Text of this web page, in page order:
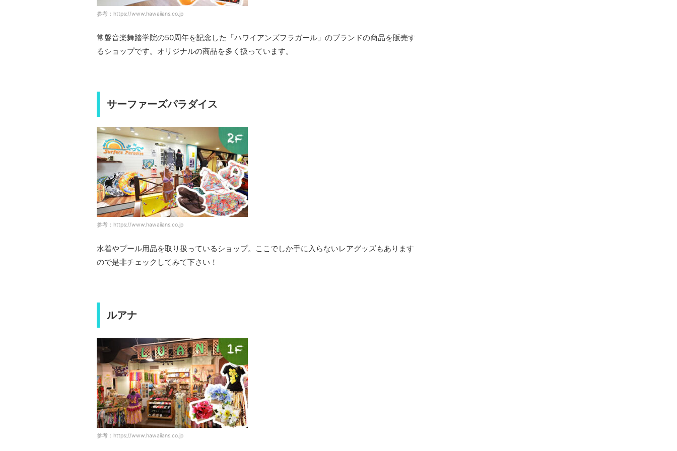
参考：https://www.hawaiians.co.jp
常磐音楽舞踏学院の50周年を記念した「ハワイアンズフラガール」のブランドの商品を販売す
るショップです。オリジナルの商品を多く扱っています。
サーファーズパラダイス
参考：https://www.hawaiians.co.jp
水着やプール用品を取り扱っているショップ。ここでしか手に入らないレアグッズもあります
ので是非チェックしてみて下さい！
ルアナ
参考：https://www.hawaiians.co.jp